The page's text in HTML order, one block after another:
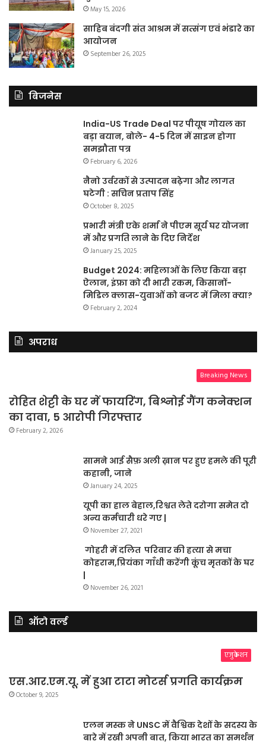
May 15, 2026
साहिब बंदगी संत आश्रम में सत्संग एवं भंडारे का
आयोजन
September 26, 2025
बिजनेस
India-US Trade Deal पर पीयूष गोयल का
बड़ा बयान, बोले- 4-5 दिन में साइन होगा
समझौता पत्र
February 6, 2026
नैनो उर्वरकों से उत्पादन बढ़ेगा और लागत
घटेगी : सचिन प्रताप सिंह
October 8, 2025
प्रभारी मंत्री एके शर्मा ने पीएम सूर्य घर योजना
में और प्रगति लाने के दिए निर्देश
January 25, 2025
Budget 2024: महिलाओं के लिए किया बड़ा
ऐलान, इंफ्रा को दी भारी रकम, किसानों-
मिडिल क्लास-युवाओं को बजट में मिला क्या?
February 2, 2024
अपराध
Breaking News
रोहित शेट्टी के घर में फायरिंग, बिश्नोई गैंग कनेक्शन
का दावा, 5 आरोपी गिरफ्तार
February 2, 2026
सामने आई सैफ़ अली ख़ान पर हुए हमले की पूरी
कहानी, जाने
January 24, 2025
यूपी का हाल बेहाल,रिश्वत लेते दरोगा समेत दो
अन्य कर्मचारी धरे गए |
November 27, 2021
गोहरी में दलित परिवार की हत्या से मचा
कोहराम,प्रियंका गाँधी करेंगी कूंच मृतकों के घर
|
November 26, 2021
ऑटो वर्ल्ड
एजुकेशन
एस.आर.एम.यू. में हुआ टाटा मोटर्स प्रगति कार्यक्रम
October 9, 2025
एलन मस्क ने UNSC में वैश्विक देशों के सदस्य के
बारे में रखी अपनी बात, किया भारत का समर्थन